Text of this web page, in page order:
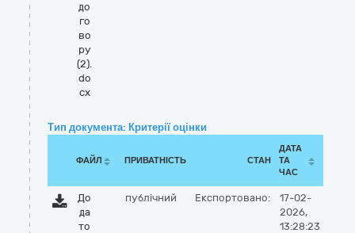
до
го
во
ру
(2).
do
cx
Тип документа: Критерії оцінки
ФАЙЛ ПРИВАТНІСТЬ СТАН
ДАТА
ТА
ЧАС
До
да
то
публічний Експортовано:
17-02-
2026,
13:28:23